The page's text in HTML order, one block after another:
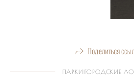
Поделиться
ПАРКИ|ГОРОДСКИЕ